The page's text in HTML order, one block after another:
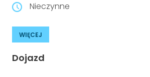
Nieczynne
WIĘCEJ
Dojazd